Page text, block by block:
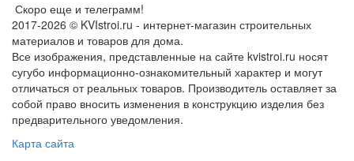
Скоро еще и телеграмм!
2017-2026 © KVIstroi.ru - интернет-магазин строительных
материалов и товаров для дома.
Все изображения, представленные на сайте kvistroi.ru носят
сугубо информационно-ознакомительный характер и могут
отличаться от реальных товаров. Производитель оставляет за
собой право вносить изменения в конструкцию изделия без
предварительного уведомления.
Карта сайта